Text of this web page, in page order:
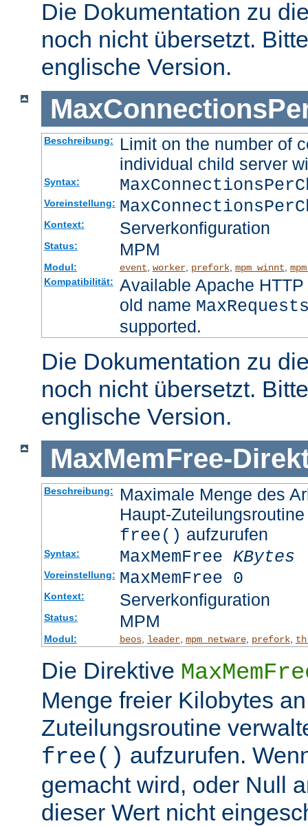
Die Dokumentation zu
noch nicht übersetzt.
englische Version.
Beschreibung:
Limit on the number of
individual child server
Syntax:
Voreinstellung:
Kontext: Serverkonfiguration
Status: MPM
Modul: event worker, prefork, mpm_winnt
Kompatibilität:
Available Apache
old name
supported.
Die Dokumentation zu
noch nicht übersetzt.
englische Version.
MaxMemFree-
Beschreibung:
Maximale Menge des
Haupt-
free() aufzurufen
Syntax: MaxMemFree KBytes
Voreinstellung: MaxMemFree 0
Kontext: Serverkonfiguration
Status: MPM
Modul: beos, leader, mpm_netware, prefork,
Die Direktive
Menge freier Kilobytes
Zuteilungsroutine
free() aufzurufen.
gemacht wird, oder Null
dieser Wert nicht